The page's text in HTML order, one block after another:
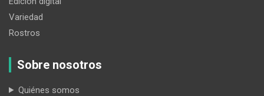
Variedad
Rostros
Sobre nosotros
Quiénes somos